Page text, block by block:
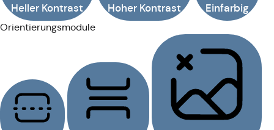
Heller Kontrast Hoher Kontrast Einfarbig
Orientierungsmodule